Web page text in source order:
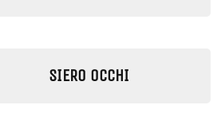
SIERO OCCHI